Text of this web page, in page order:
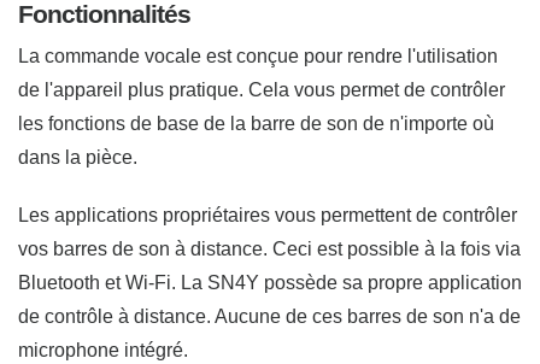
Fonctionnalités
La commande vocale est conçue pour rendre l'utilisation
de l'appareil plus pratique. Cela vous permet de contrôler
les fonctions de base de la barre de son de n'importe où
dans la pièce.
Les applications propriétaires vous permettent de contrôler
vos barres de son à distance. Ceci est possible à la fois via
Bluetooth et Wi-Fi. La SN4Y possède sa propre application
de contrôle à distance. Aucune de ces barres de son n'a de
microphone intégré.